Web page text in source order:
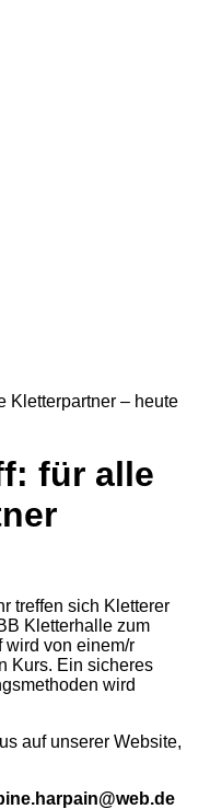
Kletterpartner – heute
für alle
treffen sich Kletterer
Kletterhalle zum
wird von einem/r
Kurs. Ein sicheres
wird
auf unserer Website,